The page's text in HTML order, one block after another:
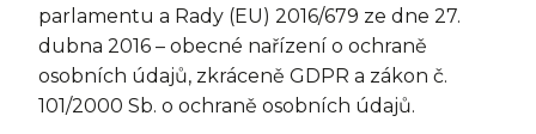
parlamentu a Rady (EU) 2016/679 ze dne 27.
dubna 2016 – obecné nařízení o ochraně
osobních údajů, zkráceně GDPR a zákon č.
101/2000 Sb. o ochraně osobních údajů.